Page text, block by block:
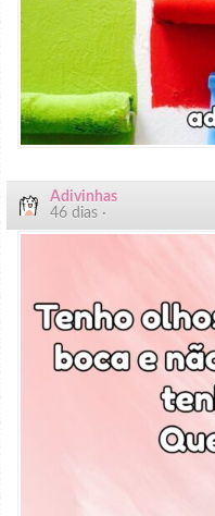
Adivinhas
46 dias ·